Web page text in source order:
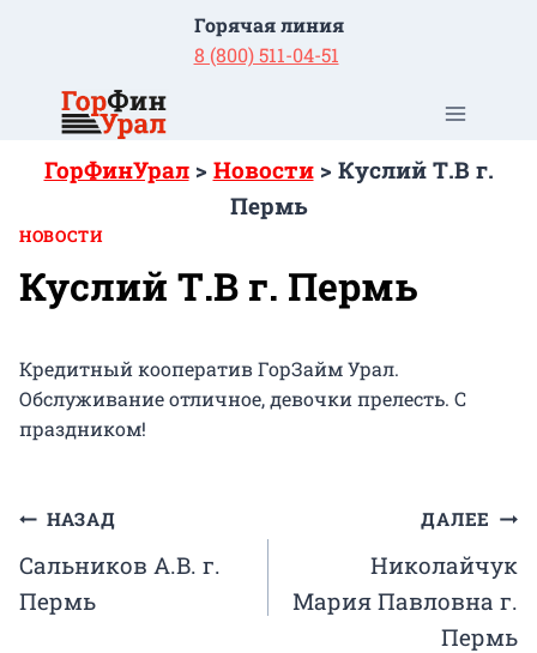
содержимому
Горячая линия
8 (800) 511-04-51
ГорФинУрал> Новости> Куслий Т.В г.
Пермь
НОВОСТИ
Куслий Т.В г. Пермь
Кредитный кооператив ГорЗайм Урал.
Обслуживание отличное, девочки прелесть. С
праздником!
Навигация
по
записям
НАЗАД
Сальников А.В. г.
Пермь
ДАЛЕЕ
Николайчук
Мария Павловна г.
Пермь